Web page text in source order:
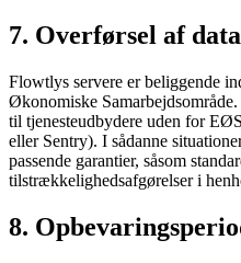
7. Overførsel af
Flowtlys servere er beliggende
Økonomiske
til tjenesteudbydere uden for
eller Sentry). I sådanne
passende garantier, såsom
tilstrækkelighedsafgørelser i
8.